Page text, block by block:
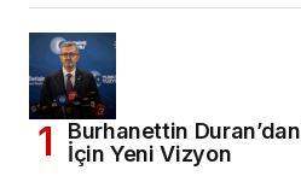
Burhanettin
İçin Yeni Vizyon